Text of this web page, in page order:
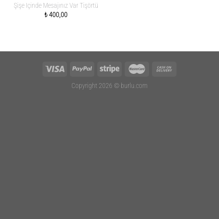
Şişe Içinde Mesajınız Var Tişörtü
₺400,00
Copyright 2026 © burlu.com